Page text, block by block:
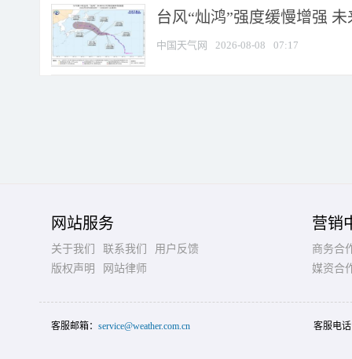
台风“灿鸿”强度缓慢增强
中国天气网 2026-08-08 07:17
网站服务
关于我们 联系我们
用户反馈
版权声明
网站律师
营销
商务合
媒资合
客服邮箱： service@weather.com.cn 客服电